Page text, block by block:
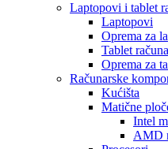
Laptopovi i tablet
Laptopovi
Oprema za
Tablet
Oprema za
Računarske
Kućišta
Matične
Intel
AMD